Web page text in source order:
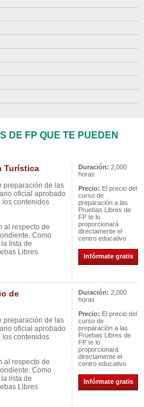
DE FP QUE TE PUEDEN
Turística
preparación de las
oficial aprobado
los contenidos
al respecto de
Como
lista de
Libres
Duración: 2,000
horas
Precio: El precio del
curso de
preparación a las
Pruebas Libres de
FP te lo
proporcionará
directamente el
centro educativo
Infórmate gratis
de
preparación de las
oficial aprobado
los contenidos
al respecto de
Como
lista de
Libres
Duración: 2,000
horas
Precio: El precio del
curso de
preparación a las
Pruebas Libres de
FP te lo
proporcionará
directamente el
centro educativo
Infórmate gratis